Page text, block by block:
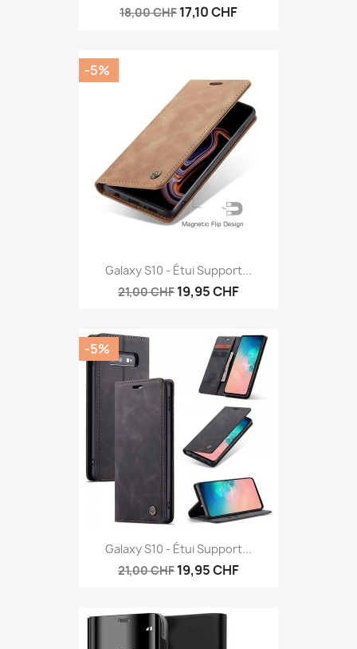
18,00 CHF 17,10 CHF
Galaxy S10 - Étui Support...
21,00 CHF 19,95 CHF
-5%
Galaxy S10 - Étui Support...
21,00 CHF 19,95 CHF
-5%